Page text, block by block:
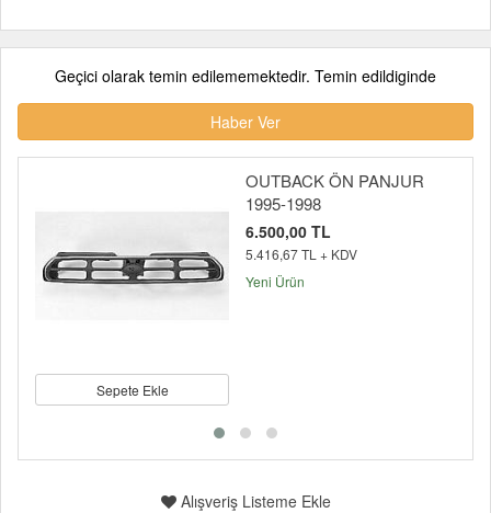
Geçici olarak temin edilememektedir. Temin edildiginde
Haber Ver
Sepete Ekle
OUTBACK ÖN PANJUR
1995-1998
6.500,00 TL
5.416,67 TL + KDV
Yeni Ürün
Alışveriş Listeme Ekle